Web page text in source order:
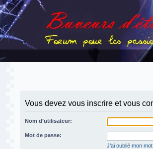
Vous devez vous inscrire et vous
Nom d’utilisateur:
Mot de passe:
J’ai oublié mon